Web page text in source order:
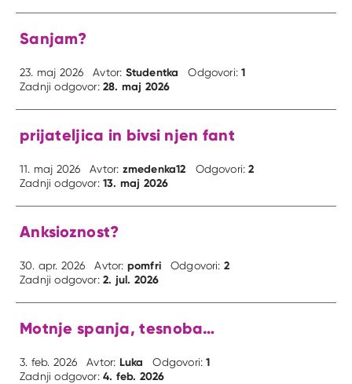
Sanjam?
23. maj 2026 Avtor: Studentka Odgovori:1
Zadnji odgovor:28. maj 2026
prijateljica in bivsi njen fant
11. maj 2026 Avtor: zmedenka12 Odgovori:2
Zadnji odgovor:13. maj 2026
Anksioznost?
30. apr. 2026 Avtor: pomfri Odgovori: 2
Zadnji odgovor:2. jul. 2026
Motnje spanja, tesnoba…
3. feb. 2026 Avtor: Luka Odgovori:1
Zadnji odgovor:4. feb. 2026